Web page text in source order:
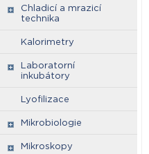
Chladicí a mrazicí
technika
Kalorimetry
Laboratorní
inkubátory
Lyofilizace
Mikrobiologie
Mikroskopy